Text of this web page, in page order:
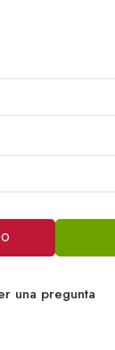
una pregunta